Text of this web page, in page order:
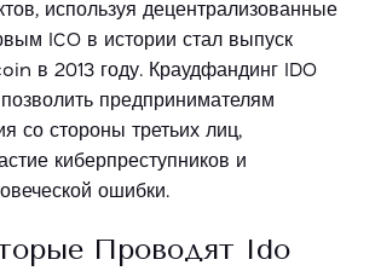
используя децентрализованные
ICO в истории стал выпуск
в 2013 году. Краудфандинг IDO
предпринимателям
со стороны третьих лиц,
киберпреступников и
ошибки.
Проводят Ido